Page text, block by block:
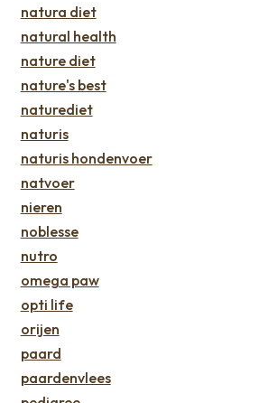
natura diet
natural health
nature diet
nature's best
naturediet
naturis
naturis hondenvoer
natvoer
nieren
noblesse
nutro
omega paw
opti life
orijen
paard
paardenvlees